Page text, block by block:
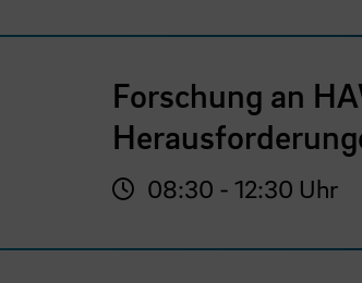
Forschung an
08:30 - 12:30 Uhr